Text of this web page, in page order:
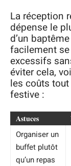
La réception
dépense le
d’un
facilement
excessifs
éviter cela,
les coûts
festive :
Astuces
Organiser un
buffet plutôt
qu’un repas